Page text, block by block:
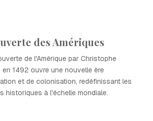
des Amériques
de l'Amérique par Christophe
en 1492 ouvre une nouvelle ère
et de colonisation, redéfinissant les
historiques à l'échelle mondiale.